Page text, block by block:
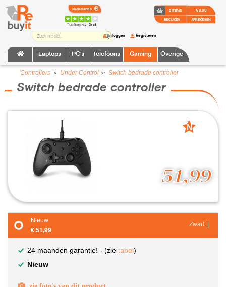
TrustScore:4.2 • Goed
Laptops PC's Telefoons Gaming Overige
Inloggen Registeren
0 ITEMS
BEKIJKEN
€ 0,00
AFREKENEN
Controllers » Under Control » Switch bedrade controller
Switch bedrade controller
51,99
N
Nieuw
€ 51,99
Zwart |
24 maanden garantie! - (zie tabel)
Nieuw